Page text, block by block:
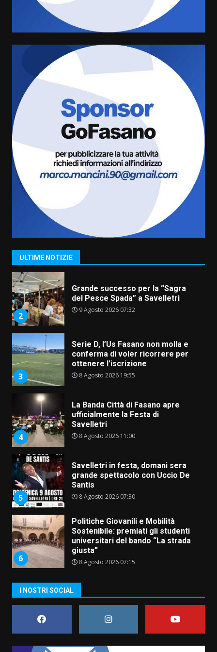
ULTIME NOTIZIE
Sostenibile: premiati gli studenti
universitari del bando “La strada
giusta”
“I Contestatori: Musica di
Rivoluzione”: nuovo
appuntamento con “Fasano in
Banda”
TARI, Scianaro: “Uniti per una
proposta concreta di
abbattimento per i cittadini
fasanesi”
10 Agosto 2026 06:05
2
Grande successo per la “Sagra
3
Serie D, l’Us Fasano non molla e
conferma di voler ricorrere per
ottenere l’iscrizione
4
La Banda Città di Fasano apre
ufficialmente la Festa di
Savelletri
8 Agosto 2026 11:00
5
Savelletri in festa, domani sera
grande spettacolo con Uccio De
Santis
8 Agosto 2026 07:30
6
Politiche Giovanili e Mobilità
Sostenibile: premiati gli studenti
universitari del bando “La strada
giusta”
7
“I Contestatori: Musica di
Rivoluzione”: nuovo
appuntamento con “Fasano in
Banda”
7 Agosto 2026 06:05
proposta concreta di
abbattimento per i cittadini
fasanesi”
I NOSTRI SOCIAL